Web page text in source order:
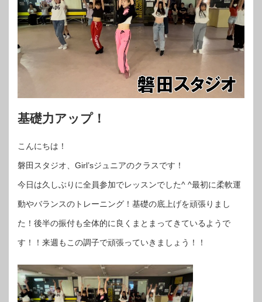
基礎力アップ！
こんにちは！
磐田スタジオ、Girl’sジュニアのクラスです！
今日は久しぶりに全員参加でレッスンでした^ ^最初に柔軟運
動やバランスのトレーニング！基礎の底上げを頑張りまし
た！後半の振付も全体的に良くまとまってきているようで
す！！来週もこの調子で頑張っていきましょう！！